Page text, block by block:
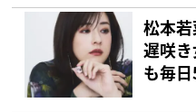
松本
遅咲
も毎日